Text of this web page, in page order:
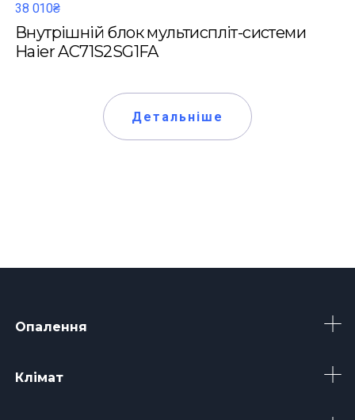
38 010₴
Внутрішній блок мультиспліт-системи
Haier AC71S2SG1FA
Детальніше
Опалення
Клімат